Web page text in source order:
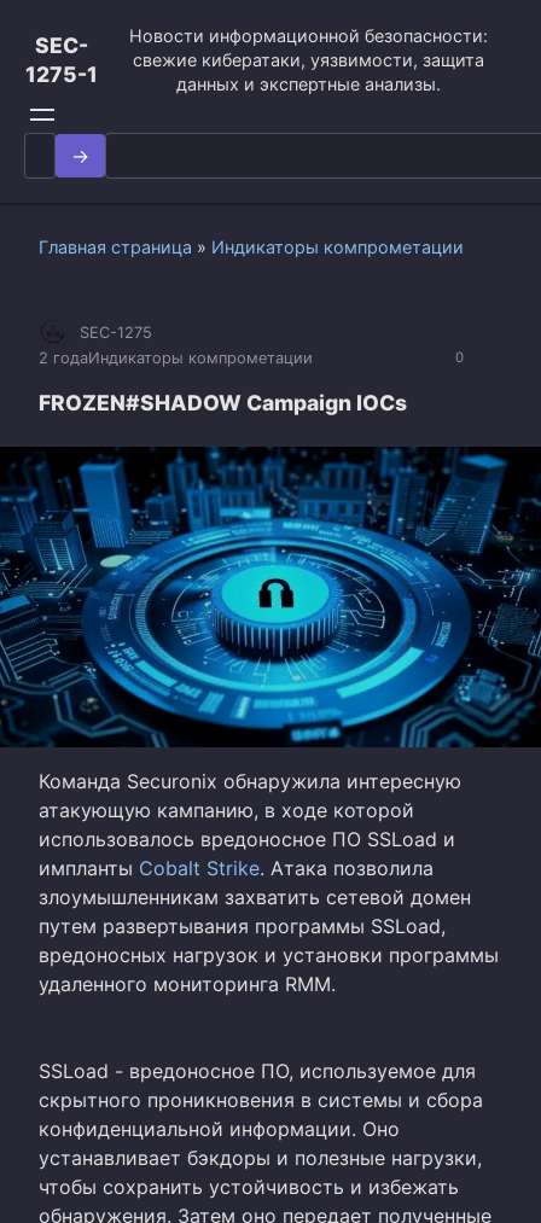
контенту
SEC-
1275-1
Новости информационной безопасности:
свежие кибератаки, уязвимости, защита
данных и экспертные анализы.
Search
for:
Главная страница » Индикаторы компрометации
0
SEC-1275
2 годаИндикаторы компрометации
FROZEN#SHADOW Campaign IOCs
Команда Securonix обнаружила интересную
атакующую кампанию, в ходе которой
использовалось вредоносное ПО SSLoad и
импланты Cobalt Strike. Атака позволила
злоумышленникам захватить сетевой домен
путем развертывания программы SSLoad,
вредоносных нагрузок и установки программы
удаленного мониторинга RMM.
SSLoad - вредоносное ПО, используемое для
скрытного проникновения в системы и сбора
конфиденциальной информации. Оно
устанавливает бэкдоры и полезные нагрузки,
чтобы сохранить устойчивость и избежать
обнаружения. Затем оно передает полученные